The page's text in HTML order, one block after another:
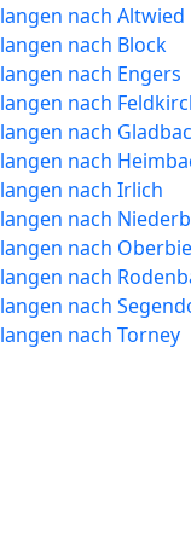
nach Altwied
nach Block
nach Engers
nach
nach
nach
nach Irlich
nach
nach
nach
nach
nach Torney